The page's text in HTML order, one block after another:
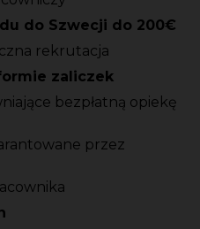
do Szwecji do 200€
rekrutacja
zaliczek
bezpłatną opiekę
przez